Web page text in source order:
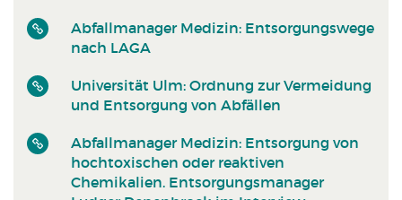
Abfallmanager Medizin: Entsorgungswege
nach LAGA
Universität Ulm: Ordnung zur Vermeidung
und Entsorgung von Abfällen
Abfallmanager Medizin: Entsorgung von
hochtoxischen oder reaktiven
Chemikalien. Entsorgungsmanager